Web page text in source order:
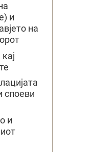
и
на
споеви
и